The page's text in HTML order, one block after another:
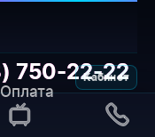
Оплата
Кабинет
750-22-22